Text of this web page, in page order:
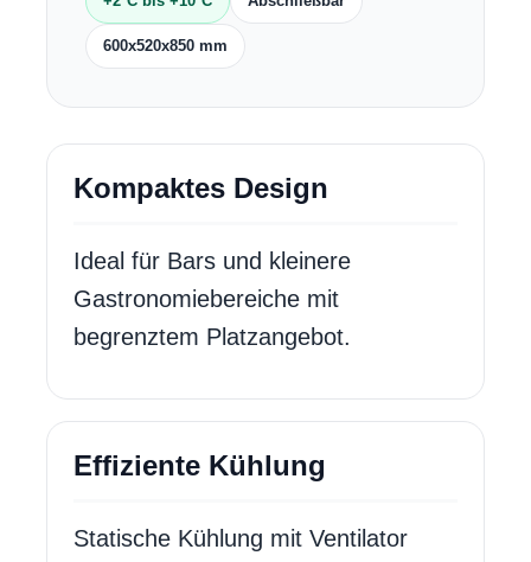
600x520x850 mm
Kompaktes Design
Ideal für Bars und kleinere
Gastronomiebereiche mit
begrenztem Platzangebot.
Effiziente Kühlung
Statische Kühlung mit Ventilator